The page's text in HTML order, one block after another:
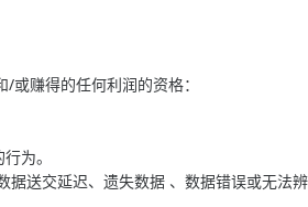
或赚得的任何利润的资格：
为。
送交延迟、遗失数据 、数据错误或无法